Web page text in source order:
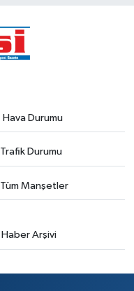
Hava Durumu
Trafik Durumu
Tüm Manşetler
Haber Arşivi